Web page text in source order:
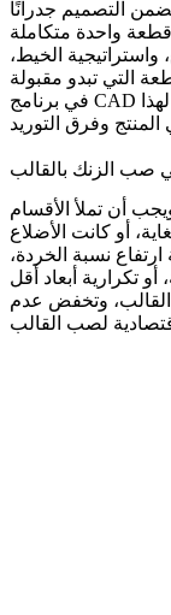
التصميم جدرانًا
الخيط،
التي تبدو مقبولة
في برنامج CAD في حدوث وميض، أو علامات غوص، أو صعوبة في القذف، أو عدم استقرار في الاستواء، أو تشغيل آلي ثانوي غير ضروري إذا لم يتم تصميمها مع وضع منطق صب القالب في الاعتبار. لهذا
صب الزنك بالقالب
أن تملأ الأقسام
أو كانت الأضلاع
نسبة الخردة،
القالب، وتخفض عدم